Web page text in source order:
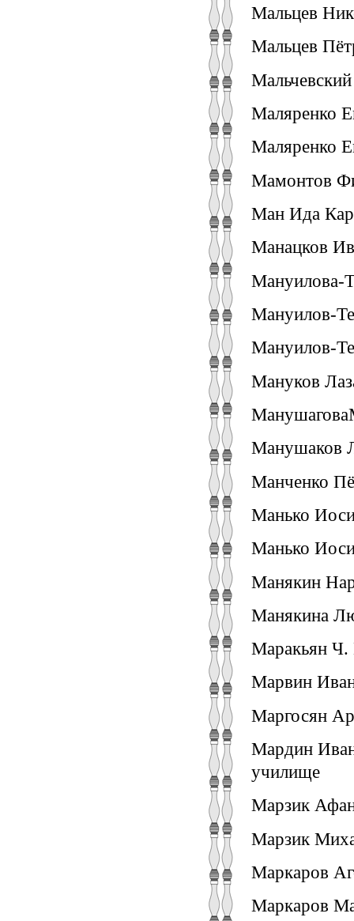
Мальцев
Мальцев
Маляренко
Маляренко
Мамонтов
Ман Ида
Манацков
Мануилова-
Мануилов-
Мануилов-
Мануков
Манушаков
Манченко
Манько
Манько
Манякин
Манякина
Маракьян Ч.
Марвин
Маргосян
Мардин
училище
Марзик
Марзик
Маркаров
Маркаров